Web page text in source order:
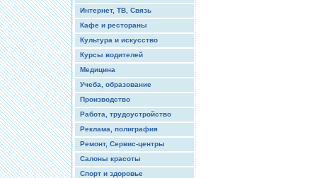
Интернет, ТВ, Связь
Кафе и рестораны
Культура и искусство
Курсы водителей
Медицина
Учеба, образование
Производство
Работа, трудоустройство
Реклама, полиграфия
Ремонт, Сервис-центры
Салоны красоты
Спорт и здоровье